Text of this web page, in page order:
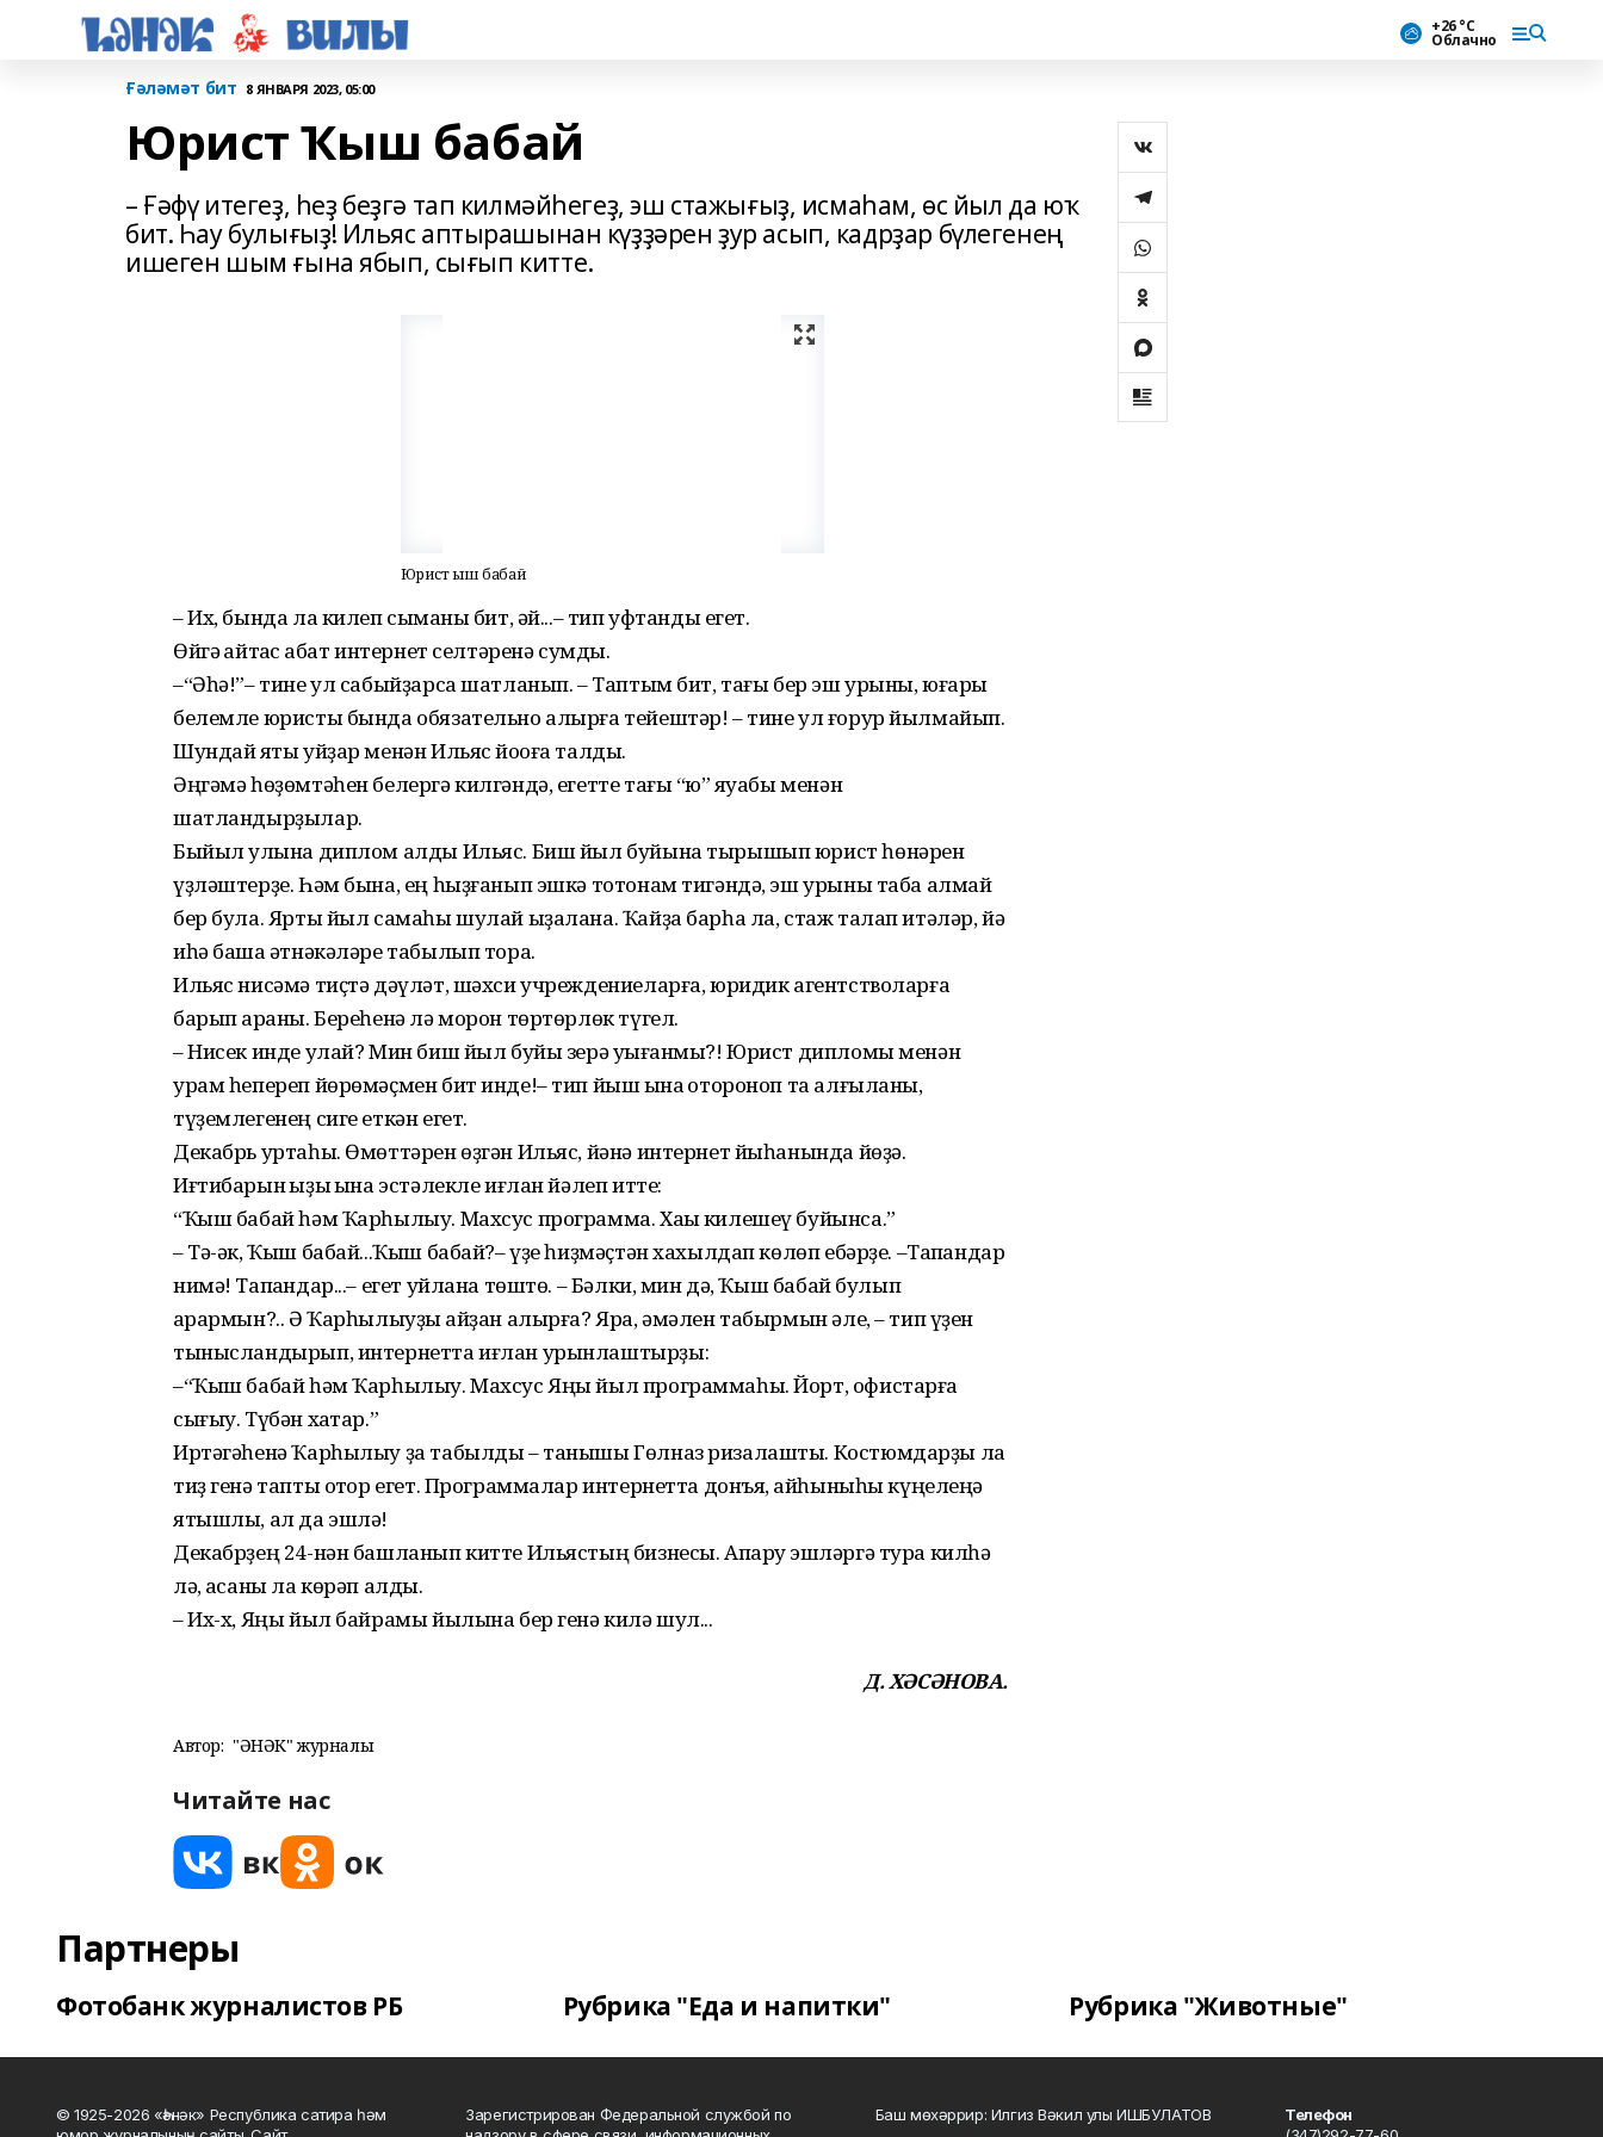
+26 °С
Облачно
Ғәләмәт бит 8 ЯНВАРЯ 2023, 05:00
Юрист Ҡыш бабай
– Ғәфү итегеҙ, һеҙ беҙгә тап кил­мәйһегеҙ, эш стажығыҙ, ис­ма­­һам, өс йыл да юҡ
бит. Һау бу­лы­ғыҙ! Ильяс аптырашынан күҙҙәрен ҙур асып, кадрҙар бүлегенең
ише­ген шым ғына ябып, сығып кит­те.
Юрист Ҡыш бабай
– Их, бында ла килеп сыҡманы бит, әй...– тип уфтанды егет.
Өйгә ҡайтҡас ҡабат интернет селтәренә сумды.
–“Әһә!”– тине ул сабыйҙарса шатланып. – Таптым бит, тағы бер эш урыны, юғары
белемле юристы бында обязательно алырға тейештәр! – тине ул ғорур йылмайып.
Шундай яҡты уйҙар менән Ильяс йоҡоға талды.
Әңгәмә һөҙөмтәһен белергә килгәндә, егетте тағы “юҡ” яуабы менән
шатландырҙылар.
Быйыл ҡулына диплом алды Ильяс. Биш йыл буйына тырышып юрист һөнәрен
үҙләш­тер­ҙе. Һәм бына, ең һыҙғанып эш­кә тотонам тигәндә, эш урыны таба алмай
бер була. Ярты йыл самаһы шулай ыҙалана. Ҡайҙа барһа ла, стаж талап итәләр, йә
иһә башҡа әтнәкәләре табылып тора.
Ильяс нисәмә тиҫтә дәүләт, шәхси учреждениеларға, юридик агентстволарға
барып ҡараны. Бе­реһенә лә морон төртөрлөк түгел.
– Нисек инде улай? Мин биш йыл буйы зерә уҡығанмы?! Юрист дипломы менән
урам һе­переп йөрөмәҫмен бит инде!– тип йыш ҡына ҡотороноп та ал­ғыланы,
түҙемлегенең сиге еткән егет.
Декабрь уртаһы. Өмөттәрен өҙгән Ильяс, йәнә интернет йы­һанында йөҙә.
Иғтибарын ҡыҙыҡ ҡына эстәлекле иғлан йәлеп итте:
“Ҡыш бабай һәм Ҡарһылыу. Махсус программа. Хаҡы киле­шеү буйынса.”
– Тә-әк, Ҡыш бабай...Ҡыш бабай?– үҙе һиҙмәҫтән хахылдап көлөп ебәрҙе. –Тапҡандар
нимә! Тапҡандар...– егет уйлана төштө. – Бәлки, мин дә, Ҡыш бабай булып
ҡарармын?.. Ә Ҡарһылыуҙы ҡайҙан алырға? Яра, әмәлен табырмын әле, – тип үҙен
тыныс­ландырып, интернетта иғлан урынлаштырҙы:
–“Ҡыш бабай һәм Ҡарһылыу. Махсус Яңы йыл программаһы. Йорт, офистарға
сығыу. Түбән хаҡ­тар.”
Иртәгәһенә Ҡарһылыу ҙа табылды – танышы Гөлназ ризалашты. Костюмдарҙы ла
тиҙ генә тапты отҡор егет. Программалар интернетта донъя, ҡайһыныһы күңелеңә
ятышлы, ал да эшлә!
Декабрҙең 24-нән башланып китте Ильястың бизнесы. Апаруҡ эшләргә тура килһә
лә, аҡсаны ла көрәп алды.
– Их-х, Яңы йыл байрамы йылына бер генә килә шул...
Д. ХӘСӘНОВА.
Автор: "ҺӘНӘК" журналы
Читайте нас
Партнеры
Фотобанк журналистов РБ Рубрика "Еда и напитки" Рубрика "Животные"
© 1925-2026 «Һәнәк» Республика сатира һәм
Зарегистрирован Федеральной службой по
Баш мөхәррир: Илгиз Вәкил улы ИШБУЛАТОВ
Телефон